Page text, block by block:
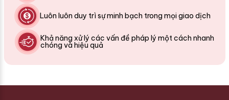
Luôn luôn duy trì sự minh bạch trong mọi giao dịch
Khả năng xử lý các vấn đề pháp lý một cách nhanh
chóng và hiệu quả